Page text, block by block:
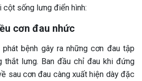
cột sống lưng điển hình:
cơn đau nhức
bệnh gây ra những cơn đau tập
thắt lưng. Ban đầu chỉ đau khi đứng
sau cơn đau càng xuất hiện dày đặc